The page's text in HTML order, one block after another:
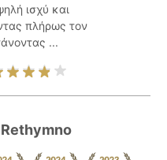
ισχύ και
πλήρως τον
...